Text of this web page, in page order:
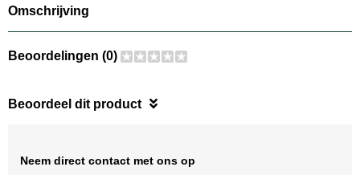
Omschrijving
Beoordelingen (0)
Beoordeel dit product
Neem direct contact met ons op